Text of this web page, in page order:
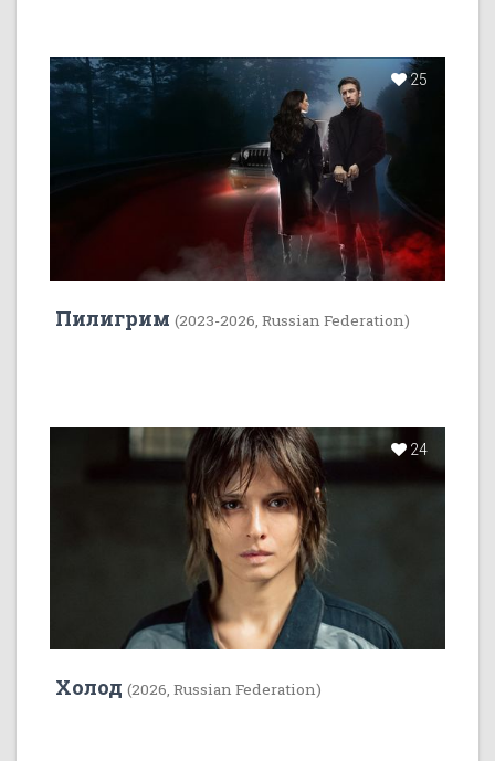
25
Пилигрим (2023-2026, Russian Federation)
24
Холод (2026, Russian Federation)